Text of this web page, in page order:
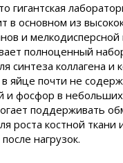
гигантская
в основном из
и
полноценный
синтеза коллагена и
яйце почти не
и фосфор в небольших
поддерживать
роста костной ткани
нагрузок.